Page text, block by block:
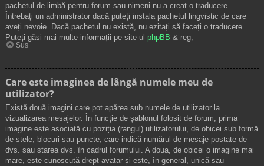
pachetul de limbă pentru forum sau nimeni nu a creat o traducere.
Întrebați un administrator dacă puteți instala pachetul lingvistic de care
aveți nevoie. Dacă pachetul nu există, nu ezitați să faceți o traducere.
Puteți găsi mai multe informații pe site-ul phpBB & reg;
Sus
Care este imaginea de lângă numele meu de
utilizator?
Există două imagini care pot apărea sub numele de utilizator la
vizualizarea mesajelor. În funcție de șablonul folosit de forum, prima
imagine este asociată cu poziția (rangul) utilizatorului, de obicei sub formă
de stele, blocuri sau puncte, care indică numărul de mesaje postate de
dvs. sau starea dvs. în cadrul forumului. A doua, de obicei o imagine mai
mare, este cunoscută drept avatar și este, în general, unică sau